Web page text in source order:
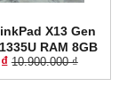
X13 Gen
RAM 8GB
MÀN HÌNH :
10.900.000 ₫